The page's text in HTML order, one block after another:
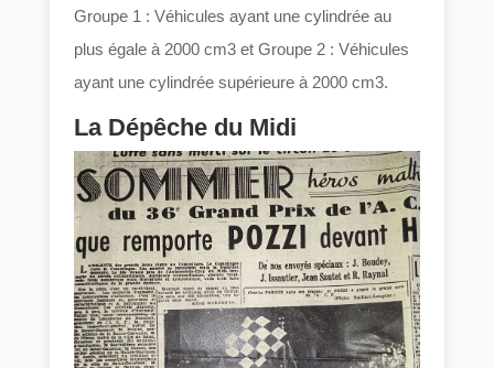
Groupe 1 : Véhicules ayant une cylindrée au
plus égale à 2000 cm3 et Groupe 2 : Véhicules
ayant une cylindrée supérieure à 2000 cm3.
La Dépêche du Midi